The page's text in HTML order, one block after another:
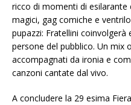
ricco di momenti di
magici, gag comiche e
pupazzi: Fratellini
persone del pubblico. Un mix
accompagnati da ironia e
canzoni cantate dal vivo.
A concludere la 29 esima